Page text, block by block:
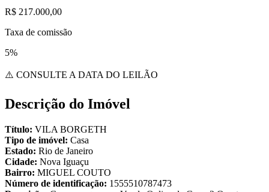
R$ 217.000,00
Taxa de comissão
5%
⚠️ CONSULTE A DATA DO LEILÃO
Descrição do Imóvel
Título: VILA BORGETH
Tipo de imóvel: Casa
Estado: Rio de Janeiro
Cidade: Nova Iguaçu
Bairro: MIGUEL COUTO
Número de identificação: 1555510787473